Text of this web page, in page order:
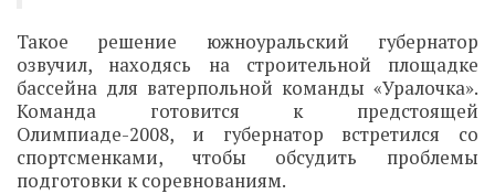
Такое решение южноуральский губернатор
озвучил, находясь на строительной площадке
бассейна для ватерпольной команды «Уралочка».
Команда готовится к предстоящей
Олимпиаде-2008, и губернатор встретился со
спортсменками, чтобы обсудить проблемы
подготовки к соревнованиям.